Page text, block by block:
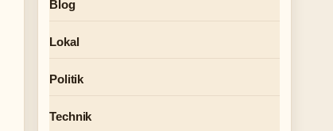
Blog
Lokal
Politik
Technik